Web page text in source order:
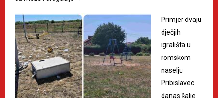
Primjer dvaju
dječjih
igrališta u
romskom
naselju
Pribislavec
danas šalje